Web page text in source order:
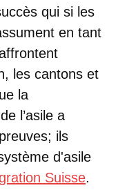
qui si les
en tant
les cantons et
la
l’asile a
ils
d'asile
Suisse.